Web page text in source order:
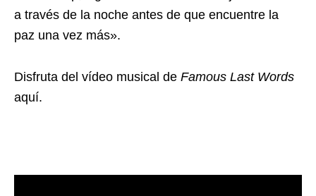
a través de la noche antes de que encuentre la
paz una vez más».
Disfruta del vídeo musical de Famous Last Words
aquí.